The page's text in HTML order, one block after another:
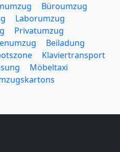
Büroumzug
Laborumzug
Privatumzug
Beiladung
Klaviertransport
Möbeltaxi